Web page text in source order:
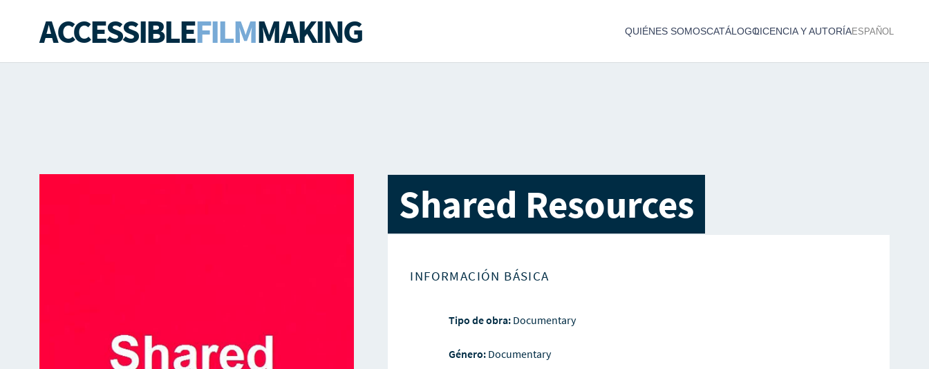
ACCESSIBLEFILMMAKING QUIÉNES SOMOSCATÁLOGOLICENCIA Y AUTORÍAESPAÑOL
Shared Resources
INFORMACIÓN BÁSICA
Tipo de obra: Documentary
Género: Documentary